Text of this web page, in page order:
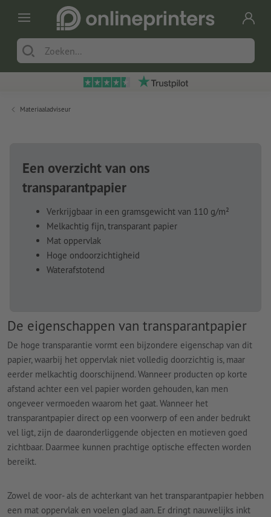
Materiaaladviseur
Een overzicht van ons
transparantpapier
Verkrijgbaar in een gramsgewicht van 110 g/m²
Melkachtig fijn, transparant papier
Mat oppervlak
Hoge ondoorzichtigheid
Waterafstotend
De eigenschappen van transparantpapier
De hoge transparantie vormt een bijzondere eigenschap van dit
papier, waarbij het oppervlak niet volledig doorzichtig is, maar
eerder melkachtig doorschijnend. Wanneer producten op korte
afstand achter een vel papier worden gehouden, kan men
ongeveer vermoeden waarom het gaat. Wanneer het
transparantpapier direct op een voorwerp of een ander bedrukt
vel ligt, zijn de daaronderliggende objecten en motieven goed
zichtbaar. Daarmee kunnen prachtige optische effecten worden
bereikt.
Zowel de voor- als de achterkant van het transparantpapier hebben
een mat oppervlak en voelen glad aan. Er dringt nauwelijks inkt